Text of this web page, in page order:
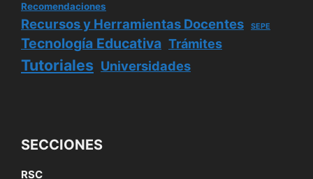
Recomendaciones
Recursos y Herramientas Docentes SEPE
Tecnología Educativa Trámites
Tutoriales Universidades
SECCIONES
RSC